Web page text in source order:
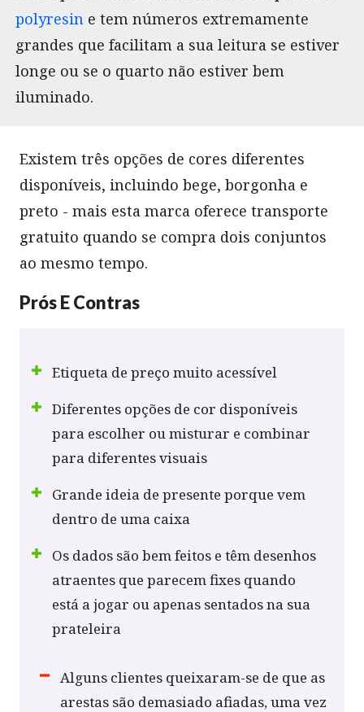
polyresin e tem números extremamente
grandes que facilitam a sua leitura se estiver
longe ou se o quarto não estiver bem
iluminado.
Existem três opções de cores diferentes
disponíveis, incluindo bege, borgonha e
preto - mais esta marca oferece transporte
gratuito quando se compra dois conjuntos
ao mesmo tempo.
Prós E Contras
Etiqueta de preço muito acessível
Diferentes opções de cor disponíveis
para escolher ou misturar e combinar
para diferentes visuais
Grande ideia de presente porque vem
dentro de uma caixa
Os dados são bem feitos e têm desenhos
atraentes que parecem fixes quando
está a jogar ou apenas sentados na sua
prateleira
Alguns clientes queixaram-se de que as
arestas são demasiado afiadas, uma vez